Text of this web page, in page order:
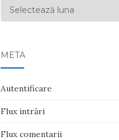
Arhive
META
Autentificare
Flux intrări
Flux comentarii